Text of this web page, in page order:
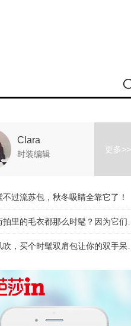
Clara
时装编辑 更多>>
不过流苏包，秋冬吸睛全靠它了！